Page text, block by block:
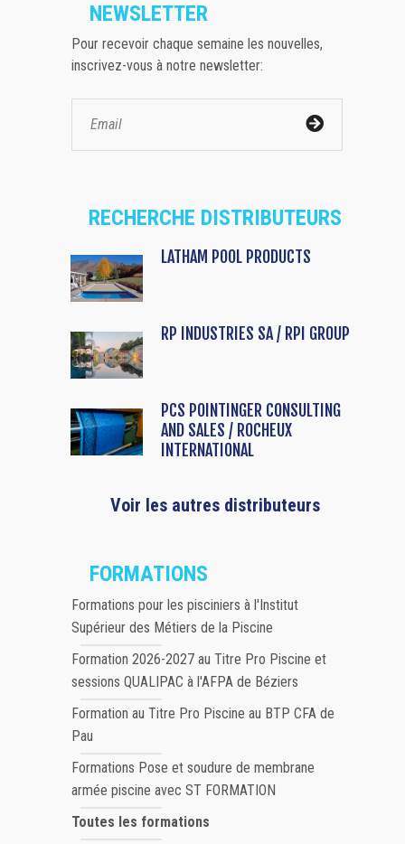
NEWSLETTER
Pour recevoir chaque semaine les nouvelles,
inscrivez-vous à notre newsletter:
RECHERCHE DISTRIBUTEURS
LATHAM POOL PRODUCTS
RP INDUSTRIES SA / RPI GROUP
PCS POINTINGER CONSULTING
AND SALES / ROCHEUX
INTERNATIONAL
Voir les autres distributeurs
FORMATIONS
Formations pour les pisciniers à l'Institut
Supérieur des Métiers de la Piscine
Formation 2026-2027 au Titre Pro Piscine et
sessions QUALIPAC à l'AFPA de Béziers
Formation au Titre Pro Piscine au BTP CFA de
Pau
Formations Pose et soudure de membrane
armée piscine avec ST FORMATION
Toutes les formations